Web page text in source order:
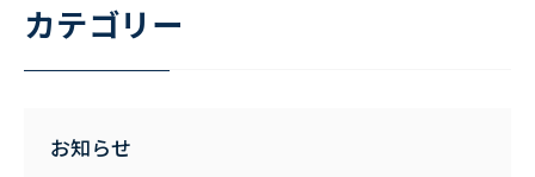
カテゴリー
お知らせ